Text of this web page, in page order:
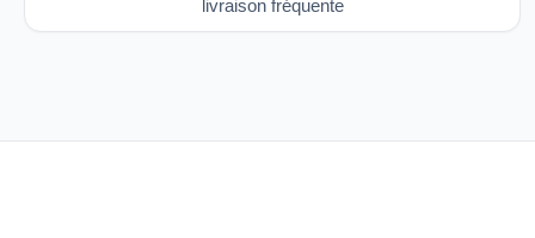
livraison fréquente